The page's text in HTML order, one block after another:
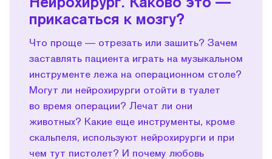
прикасаться к мозгу?
Что проще — отрезать или зашить? Зачем
заставлять пациента играть на музыкальном
инструменте лежа на операционном столе?
Могут ли нейрохирурги отойти в туалет
во время операции? Лечат ли они
животных? Какие еще инструменты, кроме
скальпеля, используют нейрохирурги и при
чем тут пистолет? И почему любовь